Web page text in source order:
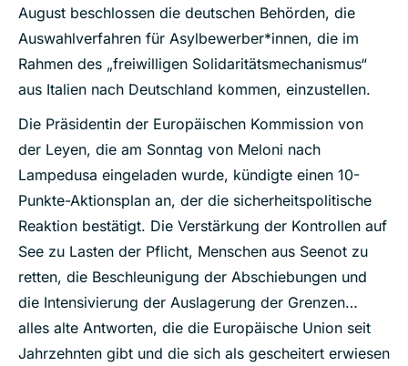
August beschlossen die deutschen Behörden, die
Auswahlverfahren für Asylbewerber*innen, die im
Rahmen des „freiwilligen Solidaritätsmechanismus“
aus Italien nach Deutschland kommen, einzustellen.
Die Präsidentin der Europäischen Kommission von
der Leyen, die am Sonntag von Meloni nach
Lampedusa eingeladen wurde, kündigte einen 10-
Punkte-Aktionsplan an, der die sicherheitspolitische
Reaktion bestätigt. Die Verstärkung der Kontrollen auf
See zu Lasten der Pflicht, Menschen aus Seenot zu
retten, die Beschleunigung der Abschiebungen und
die Intensivierung der Auslagerung der Grenzen…
alles alte Antworten, die die Europäische Union seit
Jahrzehnten gibt und die sich als gescheitert erwiesen